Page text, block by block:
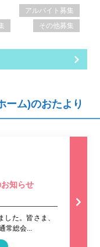
アルバイト募集
その他募集
ーム)のおたより
知らせ
た。皆さま、
常総会...